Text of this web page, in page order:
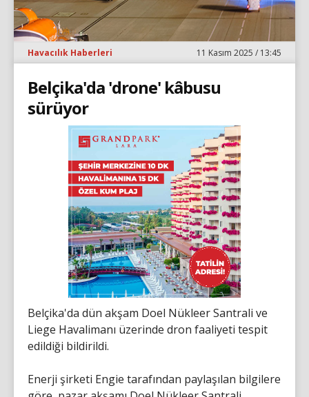
Havacılık Haberleri 11 Kasım 2025 / 13:45
Belçika'da 'drone' kâbusu
sürüyor
Belçika'da dün akşam Doel Nükleer Santrali ve
Liege Havalimanı üzerinde dron faaliyeti tespit
edildiği bildirildi.
Enerji şirketi Engie tarafından paylaşılan bilgilere